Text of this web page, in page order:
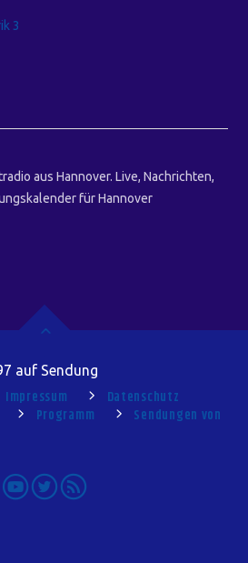
3
aus Hannover. Live, Nachrichten,
für Hannover
auf Sendung
Impressum
Datenschutz
Programm
Sendungen von